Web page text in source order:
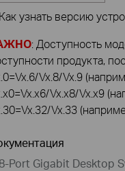
Как узнать версию
: Доступность
продукта,
Vx.8/Vx.9
Vx.x8/Vx.x9
Vx.33
Port Gigabit Desktop